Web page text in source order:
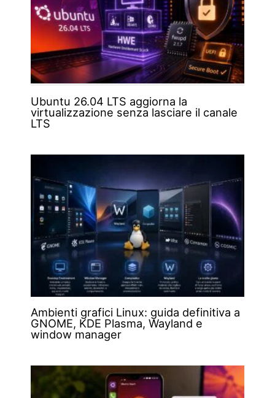
Ubuntu 26.04 LTS aggiorna la
virtualizzazione senza lasciare il canale
LTS
Ambienti grafici Linux: guida definitiva a
GNOME, KDE Plasma, Wayland e
window manager